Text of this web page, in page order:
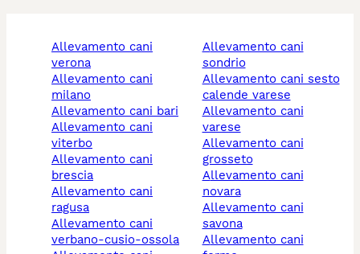
allevamento cani
verona
allevamento cani
milano
allevamento cani bari
allevamento cani
viterbo
allevamento cani
brescia
allevamento cani
ragusa
allevamento cani
verbano-cusio-ossola
allevamento cani
sondrio
allevamento cani sesto
calende varese
allevamento cani
varese
allevamento cani
grosseto
allevamento cani
novara
allevamento cani
savona
allevamento cani